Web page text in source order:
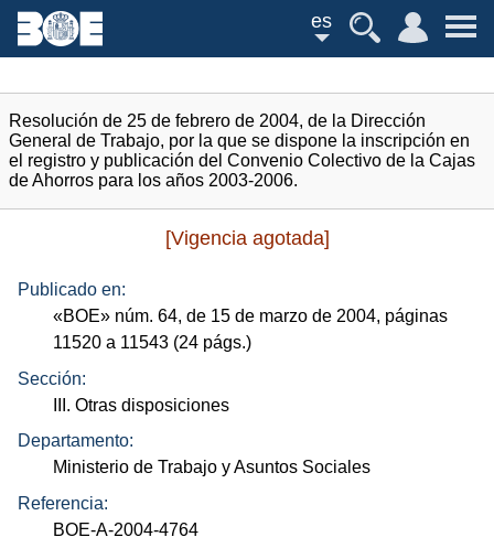
es
Resolución de 25 de febrero de 2004, de la Dirección
General de Trabajo, por la que se dispone la inscripción en
el registro y publicación del Convenio Colectivo de la Cajas
de Ahorros para los años 2003-2006.
[Vigencia agotada]
Publicado en:
«BOE» núm. 64, de 15 de marzo de 2004, páginas
11520 a 11543 (24 págs.)
Sección:
III. Otras disposiciones
Departamento:
Ministerio de Trabajo y Asuntos Sociales
Referencia:
BOE-A-2004-4764